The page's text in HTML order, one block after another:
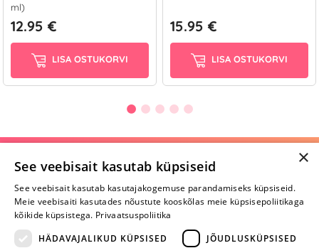
ml)
12.95 €
LISA OSTUKORVI
15.95 €
LISA OSTUKORVI
Selle toote saab tellida ka helistades:
+372 668 3282
E-R
×
See veebisait kasutab küpsiseid
See veebisait kasutab kasutajakogemuse parandamiseks küpsiseid.
Meie veebisaiti kasutades nõustute kooskõlas meie küpsisepoliitikaga
kõikide küpsistega. Privaatsuspoliitika
HÄDAVAJALIKUD KÜPSISED
JÕUDLUSKÜPSISED